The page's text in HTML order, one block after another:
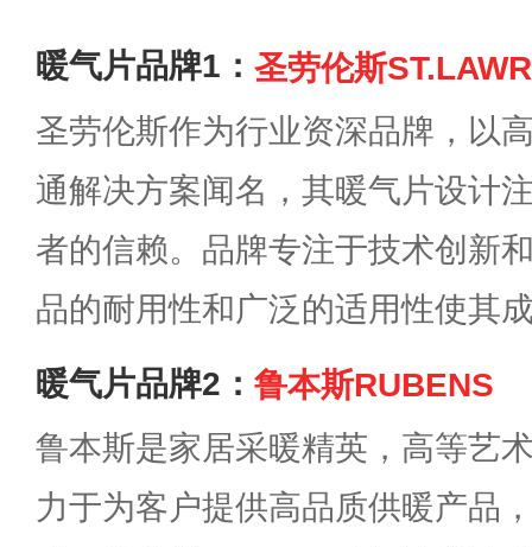
暖气片品牌1： 圣劳伦斯
圣劳伦斯作为行业资深品牌，以
通解决方案闻名，其暖气片设计
者的信赖。品牌专注于技术创新
品的耐用性和广泛的适用性使其
暖气片品牌2： 鲁本斯RUBENS
鲁本斯是家居采暖精英，高等艺
力于为客户提供高品质供暖产品